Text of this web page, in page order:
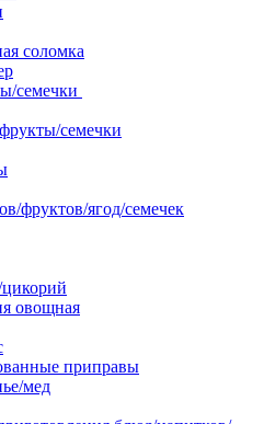
соломка
семечки
семечки
фруктов/ягод/семечек
овощная
приправы
мед